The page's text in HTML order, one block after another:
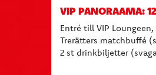
VIP PANORAAMA:
Entré till VIP
Trerätters matchbuffé
2 st drinkbiljetter